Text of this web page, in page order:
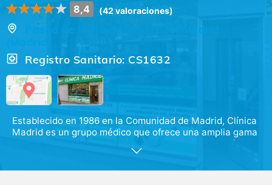
8,4 (42 valoraciones)
Paseo de la Castellana, 170, Madrid
Registro Sanitario: CS1632
Establecido en 1986 en la Comunidad de Madrid, Clínica
Madrid es un grupo médico que ofrece una amplia gama
de servicios para las principales especialidades médicas
y pruebas diagnósticas. Destacamos por nuestra